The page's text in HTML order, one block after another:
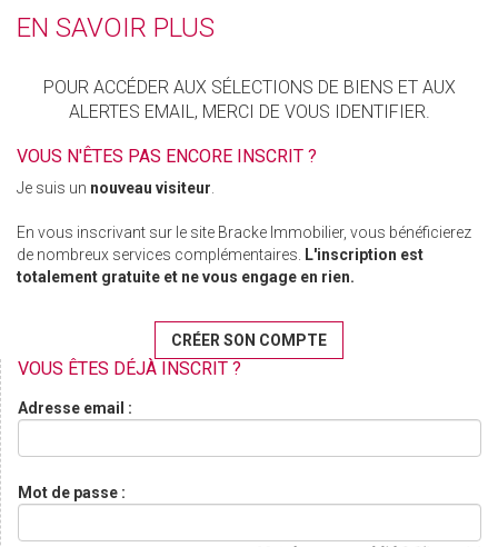
EN SAVOIR PLUS
POUR ACCÉDER AUX SÉLECTIONS DE BIENS ET AUX
ALERTES EMAIL, MERCI DE VOUS IDENTIFIER.
VOUS N'ÊTES PAS ENCORE INSCRIT ?
Je suis un nouveau visiteur.
En vous inscrivant sur le site Bracke Immobilier, vous bénéficierez
de nombreux services complémentaires. L'inscription est
totalement gratuite et ne vous engage en rien.
CRÉER SON COMPTE
VOUS ÊTES DÉJÀ INSCRIT ?
Adresse email :
Mot de passe :